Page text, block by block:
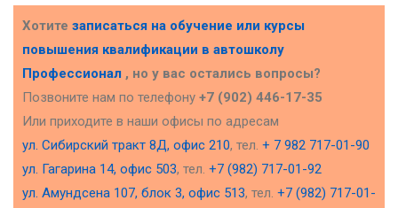
Хотите записаться на обучение или курсы
повышения квалификации в автошколу
Профессионал , но у вас остались вопросы?
Позвоните нам по телефону +7 (902) 446-17-35
Или приходите в наши офисы по адресам
ул. Сибирский тракт 8Д, офис 210, тел. + 7 982 717-01-90
ул. Гагарина 14, офис 503, тел. +7 (982) 717-01-92
ул. Амундсена 107, блок 3, офис 513, тел. +7 (982) 717-01-